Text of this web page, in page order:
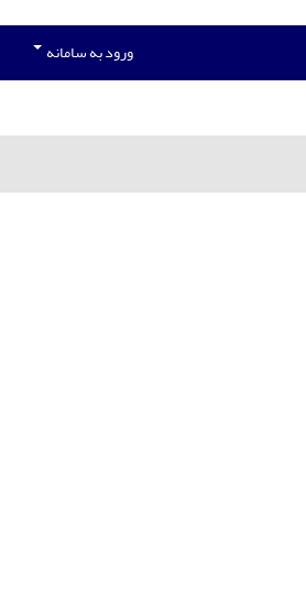
ورود به سامانه